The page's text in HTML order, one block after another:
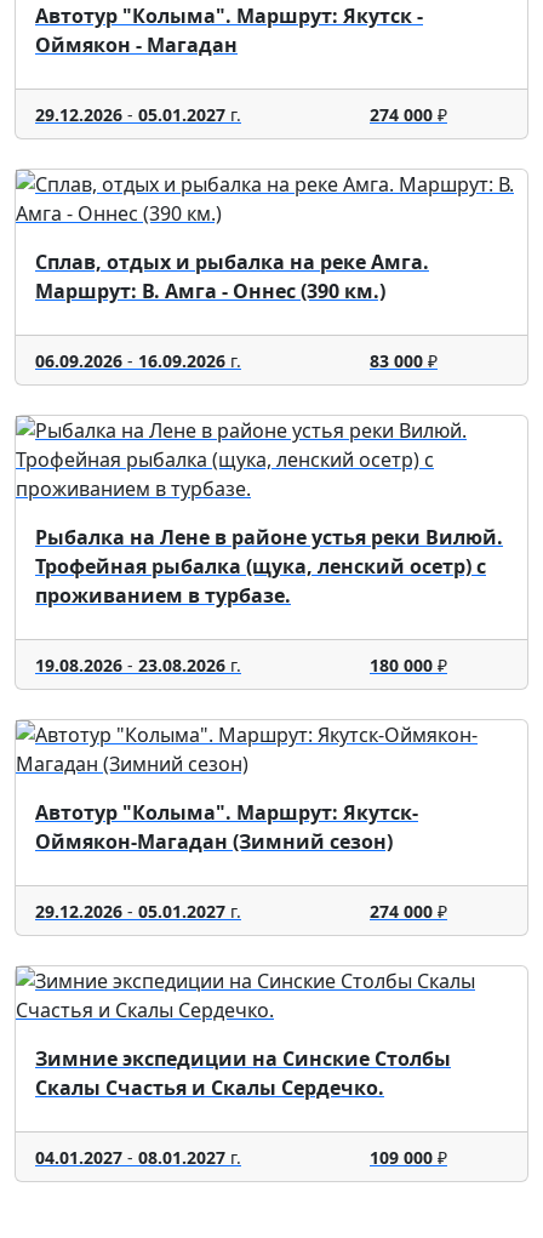
Автотур "Колыма". Маршрут: Якутск -
Оймякон - Магадан
29.12.2026 - 05.01.2027 г. 274 000₽
Сплав, отдых и рыбалка на реке Амга.
Маршрут: В. Амга - Оннес (390 км.)
06.09.2026 - 16.09.2026 г. 83 000₽
Рыбалка на Лене в районе устья реки Вилюй.
Трофейная рыбалка (щука, ленский осетр) с
проживанием в турбазе.
19.08.2026 - 23.08.2026 г. 180 000₽
Автотур "Колыма". Маршрут: Якутск-
Оймякон-Магадан (Зимний сезон)
29.12.2026 - 05.01.2027 г. 274 000₽
Зимние экспедиции на Синские Столбы
Скалы Счастья и Скалы Сердечко.
04.01.2027 - 08.01.2027 г. 109 000₽